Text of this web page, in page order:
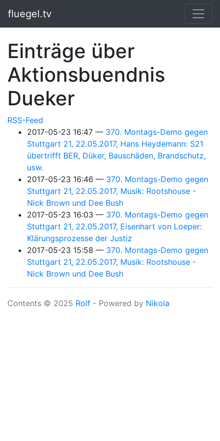
fluegel.tv
Einträge über
Aktionsbuendnis
Dueker
RSS-Feed
2017-05-23 16:47
370. Montags-Demo gegen
Stuttgart 21, 22.05.2017, Hans Heydemann: S21
übertrifft BER, Düker, Bauschäden, Brandschutz,
usw.
2017-05-23 16:46
370. Montags-Demo gegen
Stuttgart 21, 22.05.2017, Musik: Rootshouse -
Nick Brown und Dee Bush
2017-05-23 16:03
370. Montags-Demo gegen
Stuttgart 21, 22.05.2017, Eisenhart von Loeper:
Klärungsprozesse der Justiz
2017-05-23 15:58
370. Montags-Demo gegen
Stuttgart 21, 22.05.2017, Musik: Rootshouse -
Nick Brown und Dee Bush
Contents © 2025 Rolf - Powered by Nikola